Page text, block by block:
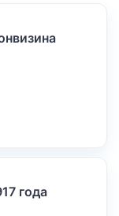
года